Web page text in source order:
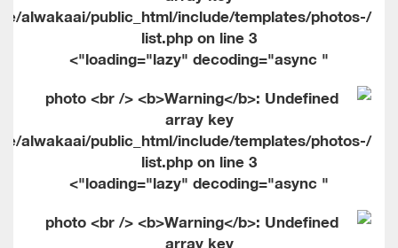
alwakaai/public_html/include/templates/photos-
list.php on line3
" loading="lazy" decoding="async">
alwakaai/public_html/include/templates/photos-
list.php on line3
" loading="lazy" decoding="async">